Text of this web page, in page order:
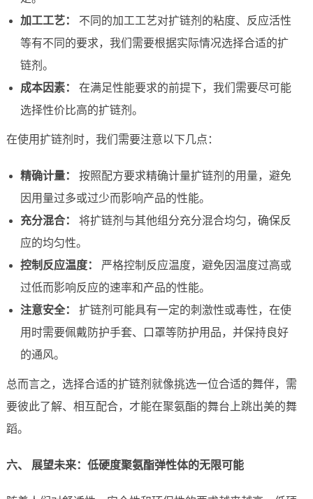
加工工艺：
不同的加工工艺对扩链剂的粘度、反应活性
等有不同的要求，我们需要根据实际情况选择合适的扩
链剂。
成本因素：
在满足性能要求的前提下，我们需要尽可能
选择性价比高的扩链剂。
在使用扩链剂时，我们需要注意以下几点：
精确计量：
按照配方要求精确计量扩链剂的用量，避免
因用量过多或过少而影响产品的性能。
充分混合：
将扩链剂与其他组分充分混合均匀，确保反
应的均匀性。
控制反应温度：
严格控制反应温度，避免因温度过高或
过低而影响反应的速率和产品的性能。
注意安全：
扩链剂可能具有一定的刺激性或毒性，在使
用时需要佩戴防护手套、口罩等防护用品，并保持良好
的通风。
总而言之，选择合适的扩链剂就像挑选一位合适的舞伴，需
要彼此了解、相互配合，才能在聚氨酯的舞台上跳出美的舞
蹈。
六、 展望未来：低硬度聚氨酯弹性体的无限可能